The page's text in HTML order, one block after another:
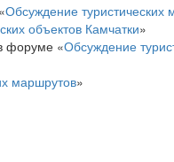
Обсуждение туристических
объектов Камчатки»
форуме «Обсуждение
маршрутов»